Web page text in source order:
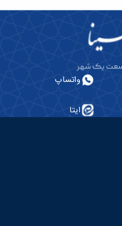
واتساپ
ایتا